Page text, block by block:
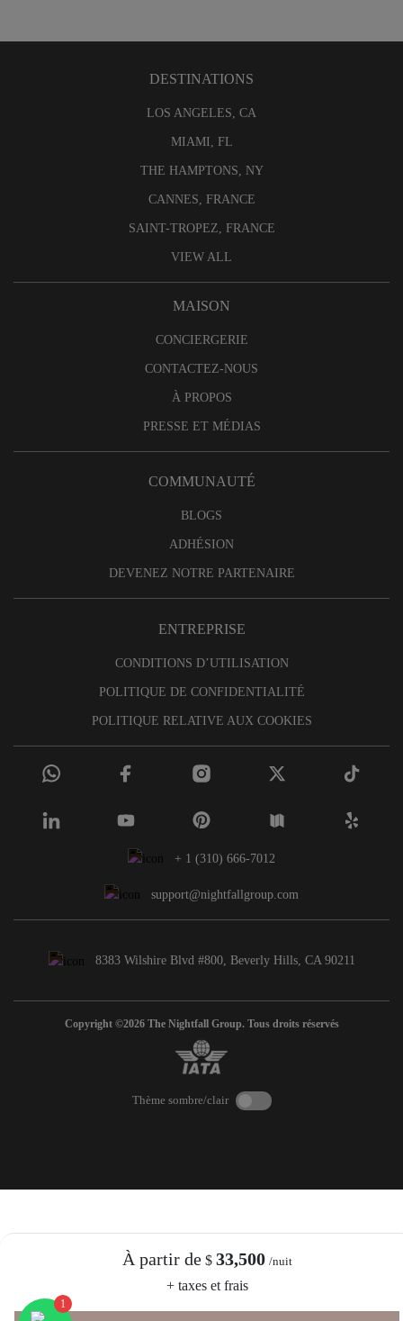
À partir de $ 33,500 /nuit
+ taxes et frais
DESTINATIONS
LOS ANGELES, CA
MIAMI, FL
THE HAMPTONS, NY
CANNES, FRANCE
SAINT-TROPEZ, FRANCE
VIEW ALL
MAISON
CONCIERGERIE
CONTACTEZ-NOUS
À PROPOS
PRESSE ET MÉDIAS
COMMUNAUTÉ
BLOGS
ADHÉSION
DEVENEZ NOTRE PARTENAIRE
ENTREPRISE
CONDITIONS D’UTILISATION
POLITIQUE DE CONFIDENTIALITÉ
POLITIQUE RELATIVE AUX COOKIES
+ 1 (310) 666-7012
support@nightfallgroup.com
8383 Wilshire Blvd #800, Beverly Hills, CA 90211
Copyright ©2026 The Nightfall Group. Tous droits réservés
Thème sombre/clair
1